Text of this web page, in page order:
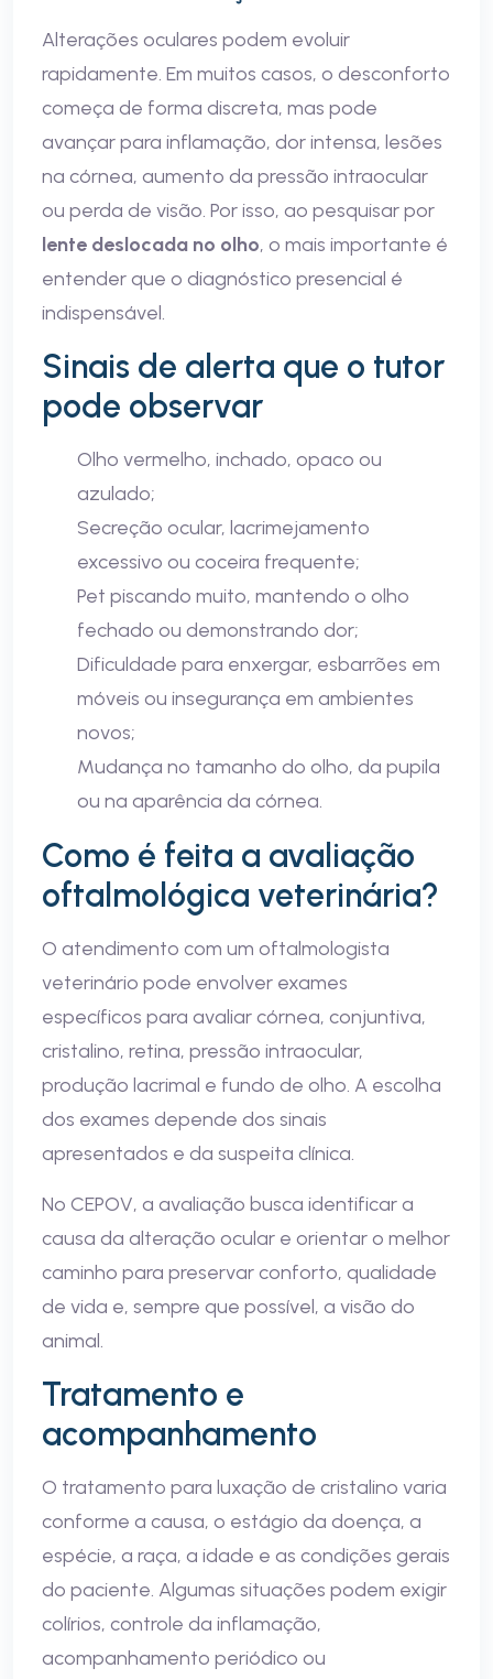
Alterações oculares podem evoluir
rapidamente. Em muitos casos, o desconforto
começa de forma discreta, mas pode
avançar para inflamação, dor intensa, lesões
na córnea, aumento da pressão intraocular
ou perda de visão. Por isso, ao pesquisar por
lente deslocada no olho, o mais importante é
entender que o diagnóstico presencial é
indispensável.
Sinais de alerta que o tutor
pode observar
Olho vermelho, inchado, opaco ou
azulado;
Secreção ocular, lacrimejamento
excessivo ou coceira frequente;
Pet piscando muito, mantendo o olho
fechado ou demonstrando dor;
Dificuldade para enxergar, esbarrões em
móveis ou insegurança em ambientes
novos;
Mudança no tamanho do olho, da pupila
ou na aparência da córnea.
Como é feita a avaliação
oftalmológica veterinária?
O atendimento com um oftalmologista
veterinário pode envolver exames
específicos para avaliar córnea, conjuntiva,
cristalino, retina, pressão intraocular,
produção lacrimal e fundo de olho. A escolha
dos exames depende dos sinais
apresentados e da suspeita clínica.
No CEPOV, a avaliação busca identificar a
causa da alteração ocular e orientar o melhor
caminho para preservar conforto, qualidade
de vida e, sempre que possível, a visão do
animal.
Tratamento e
acompanhamento
O tratamento para luxação de cristalino varia
conforme a causa, o estágio da doença, a
espécie, a raça, a idade e as condições gerais
do paciente. Algumas situações podem exigir
colírios, controle da inflamação,
acompanhamento periódico ou